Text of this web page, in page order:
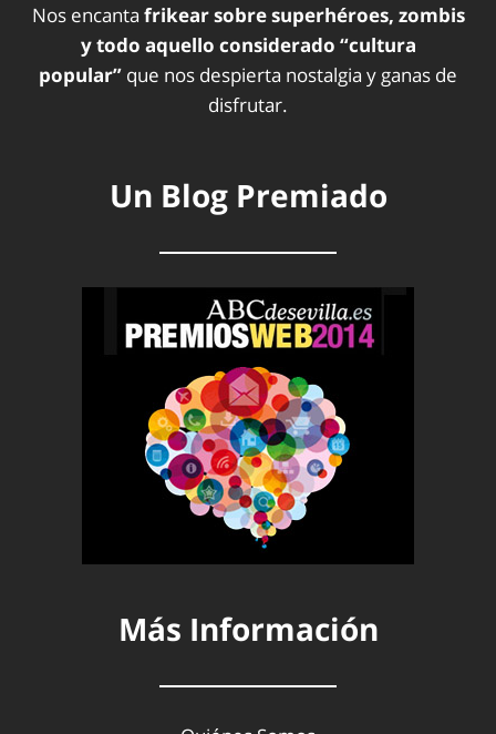
Nos encanta frikear sobre superhéroes, zombis
y todo aquello considerado “cultura
popular” que nos despierta nostalgia y ganas de
disfrutar.
Un Blog Premiado
Más Información